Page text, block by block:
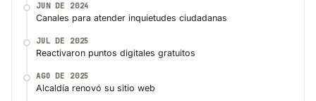
JUN DE 2024
Canales para atender inquietudes ciudadanas
JUL DE 2025
Reactivaron puntos digitales gratuitos
AGO DE 2025
Alcaldía renovó su sitio web